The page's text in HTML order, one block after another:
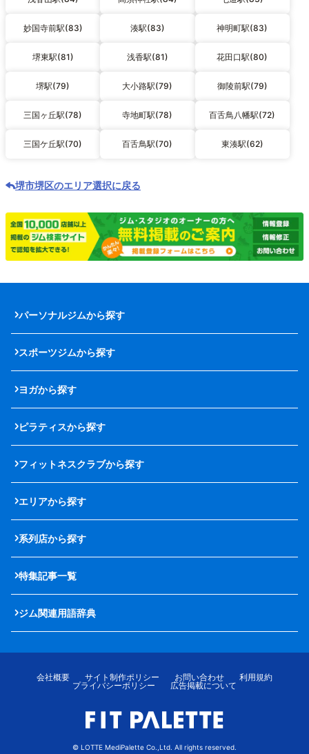
妙国寺前駅(83) 湊駅(83) 神明町駅(83)
堺東駅(81) 浅香駅(81) 花田口駅(80)
堺駅(79) 大小路駅(79) 御陵前駅(79)
三国ヶ丘駅(78) 寺地町駅(78) 百舌鳥八幡駅(72)
三国ケ丘駅(70) 百舌鳥駅(70) 東湊駅(62)
堺市堺区のエリア選択に戻る
パーソナルジムから探す
スポーツジムから探す
ヨガから探す
ピラティスから探す
フィットネスクラブから探す
エリアから探す
系列店から探す
特集記事一覧
ジム関連用語辞典
会社概要 サイト制作ポリシー お問い合わせ
利用規約
プライバシーポリシー
広告掲載について
© LOTTE MediPalette Co.,Ltd. All rights reserved.